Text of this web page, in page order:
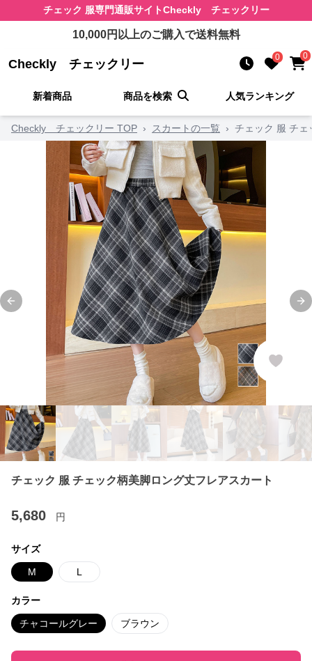
チェック 服専門通販サイトCheckly チェックリー
10,000円以上のご購入で送料無料
Checkly チェックリー 0 0
新着商品 商品を検索 人気ランキング
Checkly チェックリー TOP › スカートの一覧 › チェック 服 チ
Previous slide
チェック 服 チェック柄美脚ロング丈フレアスカート
5,680 円
サイズ
M L
カラー
チャコールグレー ブラウン